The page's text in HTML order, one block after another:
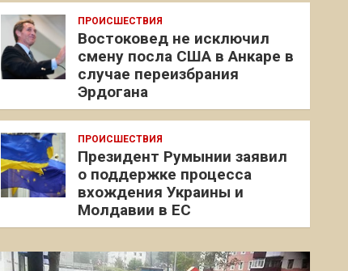
ПРОИСШЕСТВИЯ
Востоковед не исключил
смену посла США в Анкаре в
случае переизбрания
Эрдогана
ПРОИСШЕСТВИЯ
Президент Румынии заявил
о поддержке процесса
вхождения Украины и
Молдавии в ЕС